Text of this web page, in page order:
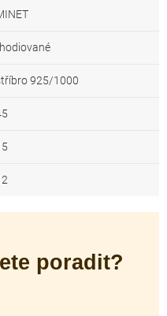
925/1000
poradit?